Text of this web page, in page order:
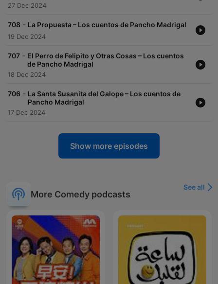
27 Dec 2024
708 - La Propuesta – Los cuentos de Pancho Madrigal
19 Dec 2024
707 - El Perro de Felipito y Otras Cosas – Los cuentos
de Pancho Madrigal
18 Dec 2024
706 - La Santa Susanita del Galope – Los cuentos de
Pancho Madrigal
17 Dec 2024
Show more episodes
More Comedy podcasts
See all